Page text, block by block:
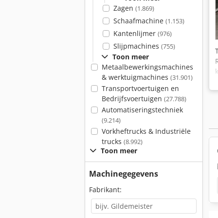
Zagen (1.869)
Schaafmachine (1.153)
Kantenlijmer (976)
Slijpmachines (755)
Toon meer
Metaalbewerkingsmachines
& werktuigmachines (31.901)
Transportvoertuigen en
Bedrijfsvoertuigen (27.788)
Automatiseringstechniek
(9.214)
Vorkheftrucks & Industriële
trucks (8.992)
Toon meer
Machinegegevens
Fabrikant: